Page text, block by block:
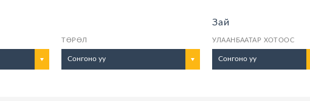
ТӨРӨЛ
Сонгоно уу
Зай
УЛААНБААТАР ХОТООС
Сонгоно уу